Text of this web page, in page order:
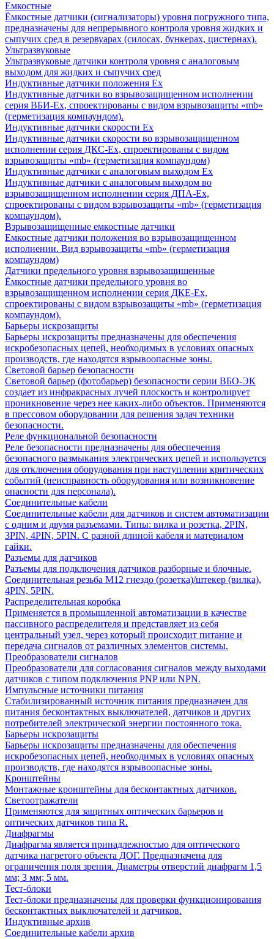
Емкостные
Ёмкостные датчики (сигнализаторы) уровня погружного типа,
предназначены для непрерывного контроля уровня жидких и
сыпучих сред в резервуарах (силосах, бункерах, цистернах).
Ультразвуковые
Ультразвуковые датчики контроля уровня с аналоговым
выходом для жидких и сыпучих сред
Индуктивные датчики положения Ех
Индуктивные датчики во взрывозащищенном исполнении
серия ВБИ-Ех, спроектированы с видом взрывозащиты «mb»
(герметизация компаундом).
Индуктивные датчики скорости Ех
Индуктивные датчики скорости во взрывозащищенном
исполнении серия ДКС-Ех, спроектированы с видом
взрывозащиты «mb» (герметизация компаундом)
Индуктивные датчики с аналоговым выходом Ех
Индуктивные датчики с аналоговым выходом во
взрывозащищенном исполнении серия ДПА-Ех,
спроектированы с видом взрывозащиты «mb» (герметизация
компаундом).
Взрывозащищенные емкостные датчики
Емкостные датчики положения во взрывозащищенном
исполнении. Вид взрывозащиты «mb» (герметизация
компаундом)
Датчики предельного уровня взрывозащищенные
Ёмкостные датчики предельного уровня во
взрывозащищенном исполнении серия ДКЕ-Ех,
спроектированы с видом взрывозащиты «mb» (герметизация
компаундом).
Барьеры искрозащиты
Барьеры искрозащиты предназначены для обеспечения
искробезопасных цепей, необходимых в условиях опасных
производств, где находятся взрывоопасные зоны.
Световой барьер безопасности
Световой барьер (фотобарьер) безопасности серии ВБО-ЭК
создает из инфракрасных лучей плоскость и контролирует
проникновение через нее каких-либо объектов. Применяются
в прессовом оборудовании для решения задач техники
безопасности.
Реле функциональной безопасности
Реле безопасности предназначены для обеспечения
безопасного размыкания электрических цепей и используется
для отключения оборудования при наступлении критических
событий (неисправность оборудования или возникновение
опасности для персонала).
Соединительные кабели
Соединительные кабели для датчиков и систем автоматизации
с одним и двумя разъемами. Типы: вилка и розетка, 2PIN,
3PIN, 4PIN, 5PIN. С разной длиной кабеля и материалом
гайки.
Разъемы для датчиков
Разъемы для подключения датчиков разборные и блочные.
Соединительная резьба М12 гнездо (розетка)/штекер (вилка),
4PIN, 5PIN.
Распределительная коробка
Применяется в промышленной автоматизации в качестве
пассивного распределителя и представляет из себя
центральный узел, через который происходит питание и
передача сигналов от различных элементов системы.
Преобразователи сигналов
Преобразователи для согласования сигналов между выходами
датчиков с типом подключения PNP или NPN.
Импульсные источники питания
Стабилизированный источник питания предназначен для
питания бесконтактных выключателей, датчиков и других
потребителей электрической энергии постоянного тока.
Барьеры искрозащиты
Барьеры искрозащиты предназначены для обеспечения
искробезопасных цепей, необходимых в условиях опасных
производств, где находятся взрывоопасные зоны.
Кронштейны
Монтажные кронштейны для бесконтактных датчиков.
Светоотражатели
Применяются для защитных оптических барьеров и
оптических датчиков типа R.
Диафрагмы
Диафрагма является принадлежностью для оптического
датчика нагретого объекта ДОГ. Предназначена для
ограничения поля зрения. Диаметры отверстий диафрагм 1,5
мм; 3 мм; 5 мм.
Тест-блоки
Тест-блоки предназначены для проверки функционирования
бесконтактных выключателей и датчиков.
Индуктивные архив
Соединительные кабели архив